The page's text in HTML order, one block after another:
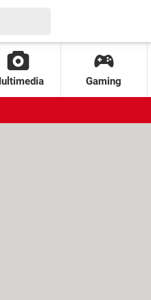
Gaming